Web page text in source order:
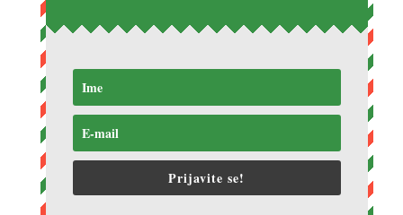
Prijavite se!